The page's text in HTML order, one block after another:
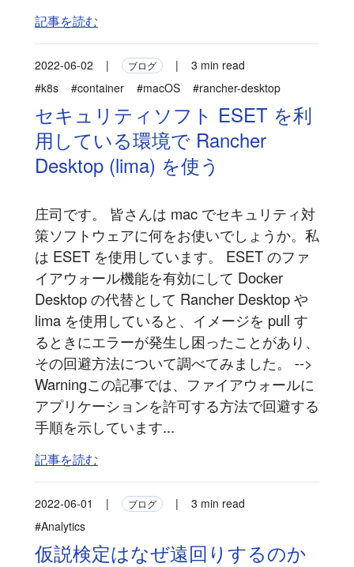
記事を読む
2022-06-02 | ブログ |
3 min read
#k8s
#container #macOS #rancher-desktop
セキュリティソフト ESET を利
用している環境で Rancher
Desktop (lima) を使う
庄司です。 皆さんは mac でセキュリティ対
策ソフトウェアに何をお使いでしょうか。私
は ESET を使用しています。 ESET のファ
イアウォール機能を有効にして Docker
Desktop の代替として Rancher Desktop や
lima を使用していると、イメージを pull す
るときにエラーが発生し困ったことがあり、
その回避方法について調べてみました。 -->
Warningこの記事では、ファイアウォールに
アプリケーションを許可する方法で回避する
手順を示しています...
記事を読む
2022-06-01 | ブログ |
3 min read
#Analytics
仮説検定はなぜ遠回りするのか